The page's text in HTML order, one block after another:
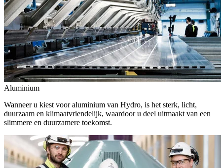
Aluminium
Wanneer u kiest voor aluminium van Hydro, is het sterk, licht,
duurzaam en klimaatvriendelijk, waardoor u deel uitmaakt van een
slimmere en duurzamere toekomst.